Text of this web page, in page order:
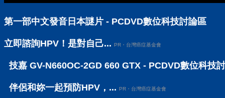
第一部中文發音日本謎片 - PCDVD數位科技討論區
立即諮詢HPV！是對自己... PR・台灣癌症基金會
技嘉 GV-N660OC-2GD 660 GTX - PCDVD數位科技
伴侶和妳一起預防HPV，... PR・台灣癌症基金會